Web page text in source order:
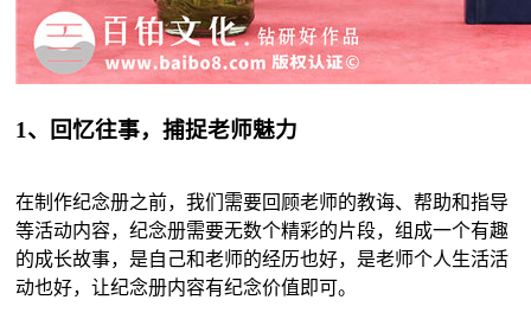
1、回忆往事，捕捉老师魅力
在制作纪念册之前，我们需要回顾老师的教诲、帮助和指导
等活动内容，纪念册需要无数个精彩的片段，组成一个有趣
的成长故事，是自己和老师的经历也好，是老师个人生活活
动也好，让纪念册内容有纪念价值即可。